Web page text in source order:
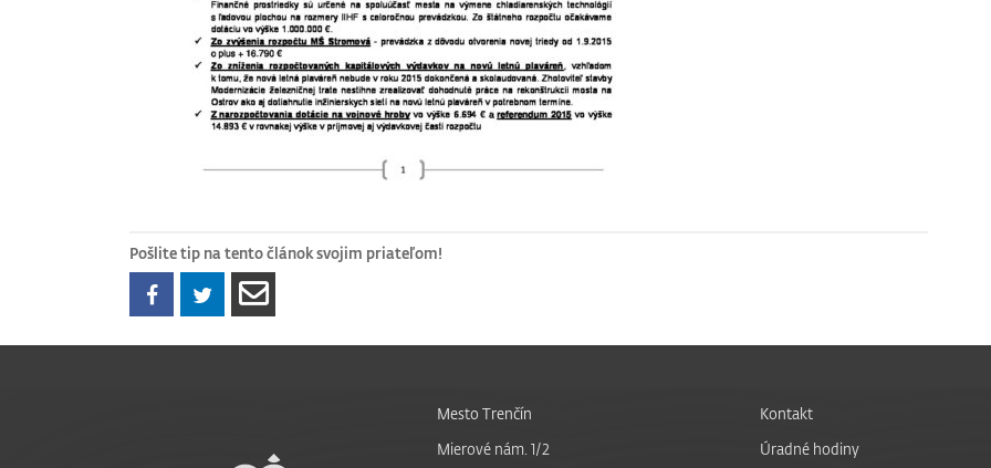
Pošlite tip na tento článok svojim priateľom!
Mesto Trenčín
Mierové nám. 1/2
Kontakt
Úradné hodiny